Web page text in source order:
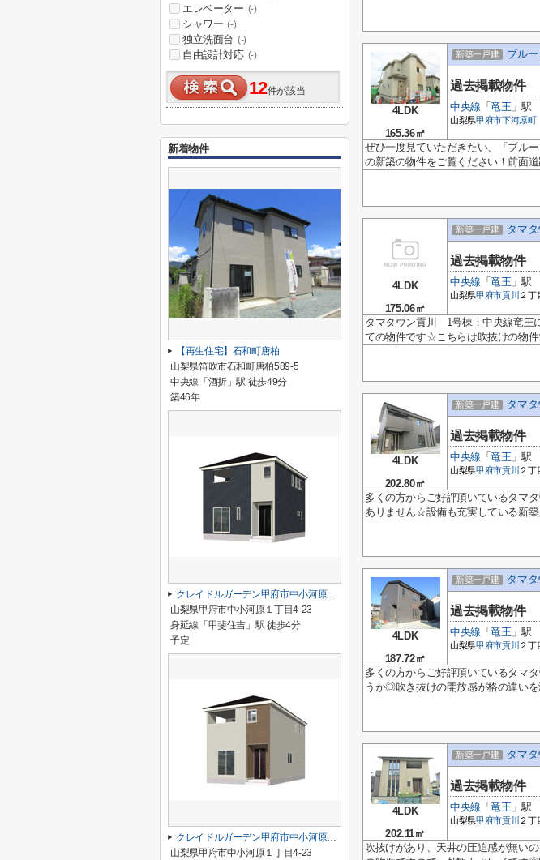
4LDK
165.36㎡
新築一戸建 ブル
過去掲載物件
中央線 「竜王 」駅
山梨県甲府市下河原町
ぜひ一度見ていただきたい、「ブル
の新築の物件をご覧ください！前面
4LDK
175.06㎡
新築一戸建 タマ
過去掲載物件
中央線 「竜王 」駅
山梨県甲府市貢川 ２丁
タマタウン貢川 1号棟：中央線竜王
ての物件です☆こちらは吹抜けの物
4LDK
202.80㎡
新築一戸建 タマ
過去掲載物件
中央線 「竜王 」駅
山梨県甲府市貢川 ２丁
多くの方からご好評頂いているタマ
ありません☆設備も充実している新
4LDK
187.72㎡
新築一戸建 タマ
過去掲載物件
中央線 「竜王 」駅
山梨県甲府市貢川 ２丁
多くの方からご好評頂いているタマ
うか◎吹き抜けの開放感が格の違い
4LDK
202.11㎡
新築一戸建 タマ
過去掲載物件
中央線 「竜王 」駅
山梨県甲府市貢川 ２丁
吹抜けがあり、天井の圧迫感が無い
エレベーター (-)
シャワー (-)
独立洗面台 (-)
自由設計対応 (-)
12件が該当
新着物件
【再生住宅】石和町唐柏
山梨県笛吹市石和町唐柏589-5
中央線「酒折」駅 徒歩49分
築46年
クレイドルガーデン甲府市中小河原第1 2号棟
山梨県甲府市中小河原１丁目4-23
身延線「甲斐住吉」駅 徒歩4分
予定
クレイドルガーデン甲府市中小河原第1 1号棟
山梨県甲府市中小河原１丁目4-23